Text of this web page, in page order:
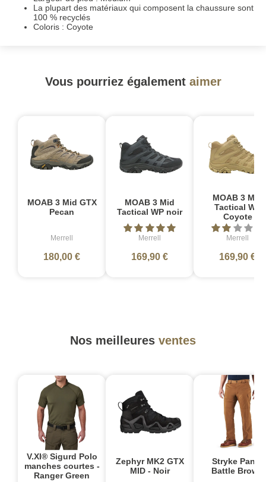
La plupart des matériaux qui composent la chaussure sont
100 % recyclés
Coloris : Coyote
Vous pourriez également aimer
MOAB 3 Mid GTX
Pecan
Merrell
180,00 €
MOAB 3 Mid
Tactical WP noir
Merrell
169,90 €
MOAB 3 Mid
Tactical WP
Coyote
Merrell
169,90 €
Nos meilleures ventes
V.XI® Sigurd Polo
manches courtes -
Ranger Green
Zephyr MK2 GTX
MID - Noir
Stryke Pant -
Battle Brown